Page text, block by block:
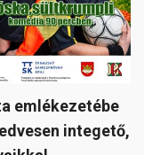
emlékezetébe
integető,